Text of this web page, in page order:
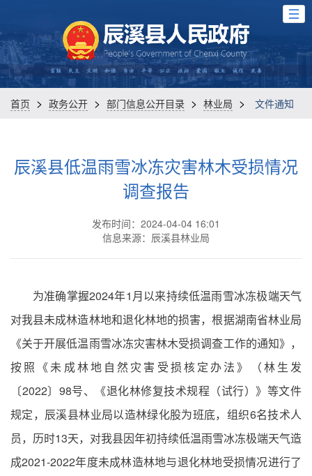
首页 > 政务公开 > 部门信息公开目录 > 林业局 > 文件通知
辰溪县低温雨雪冰冻灾害林木受损情况
调查报告
发布时间：2024-04-04 16:01
信息来源：辰溪县林业局
为准确掌握2024年1月以来持续低温雨雪冰冻极端天气
对我县未成林造林地和退化林地的损害，根据湖南省林业局
《关于开展低温雨雪冰冻灾害林木受损调查工作的通知》，
按照《未成林地自然灾害受损核定办法》（林生发
〔2022〕98号、《退化林修复技术规程（试行）》等文件
规定，辰溪县林业局以造林绿化股为班底，组织6名技术人
员，历时13天，对我县因年初持续低温雨雪冰冻极端天气造
成2021-2022年度未成林造林地与退化林地受损情况进行了